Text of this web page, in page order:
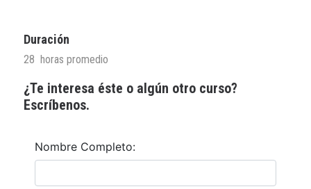
Duración
28 horas promedio
¿Te interesa éste o algún otro curso?
Escríbenos.